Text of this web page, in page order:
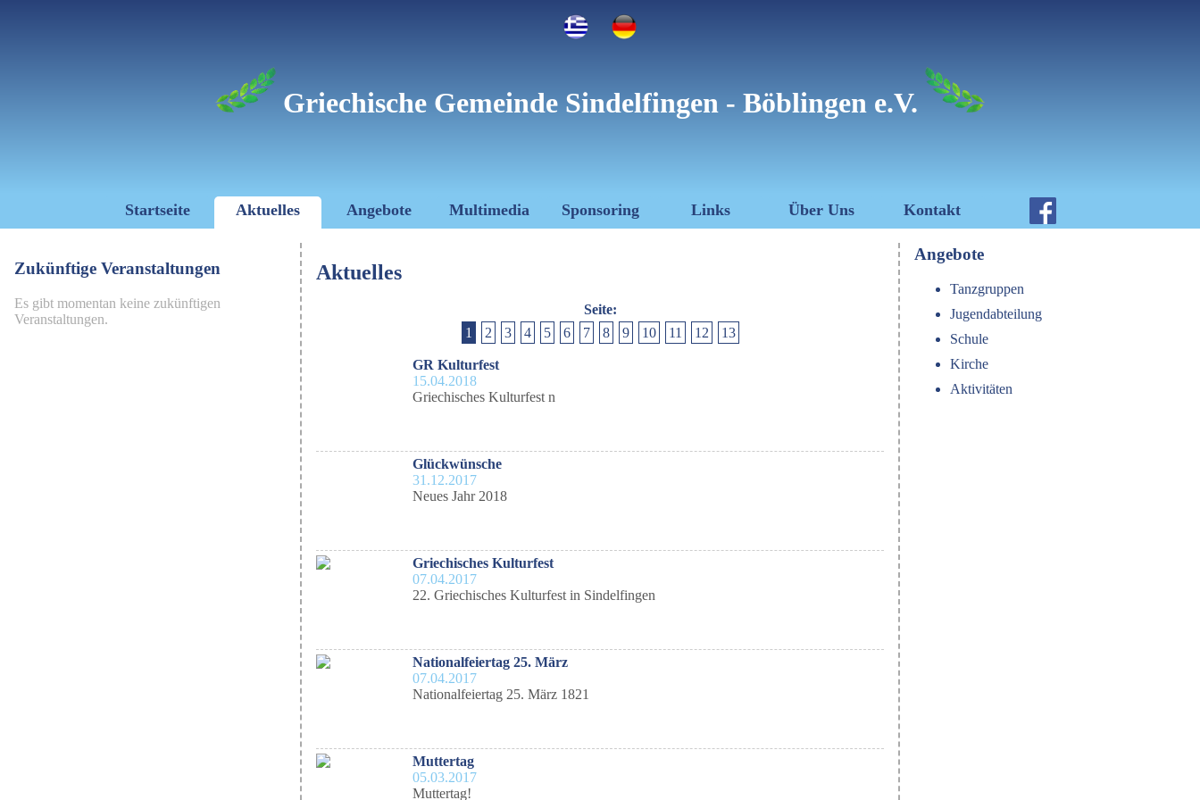
Griechische Gemeinde Sindelfingen - Böblingen e.V.
Startseite Aktuelles Angebote Multimedia Sponsoring Links Über Uns Kontakt
Zukünftige Veranstaltungen
Es gibt momentan keine zukünftigen
Veranstaltungen.
Aktuelles
Seite:
1
2 3 4 5 6 7 8 9 10 11 12 13
GR Kulturfest
15.04.2018
Griechisches Kulturfest n
Glückwünsche
31.12.2017
Neues Jahr 2018
Griechisches Kulturfest
07.04.2017
22. Griechisches Kulturfest in Sindelfingen
Nationalfeiertag 25. März
07.04.2017
Nationalfeiertag 25. März 1821
Muttertag
05.03.2017
Muttertag!
Angebote
Tanzgruppen
Jugendabteilung
Schule
Kirche
Aktivitäten